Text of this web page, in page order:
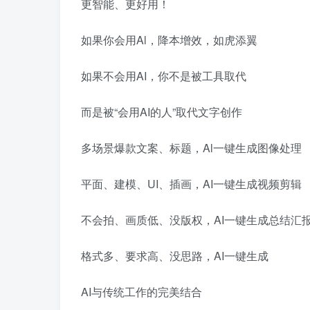
更智能、更好用！
如果你会用Al，降本增效，如虎添翼
如果不会用AI，你不是被工具取代
而是被“会用AI的人”取代文字创作
多场景爆款文案、标题，Al一键生成图像处理
平面、建模、UI、插画，AI一键生成视频剪辑
不会拍、画质低、没版权，AI一键生成总结汇
格式多、要求高、没思路，AI一键生成
AI与传统工作的完美结合